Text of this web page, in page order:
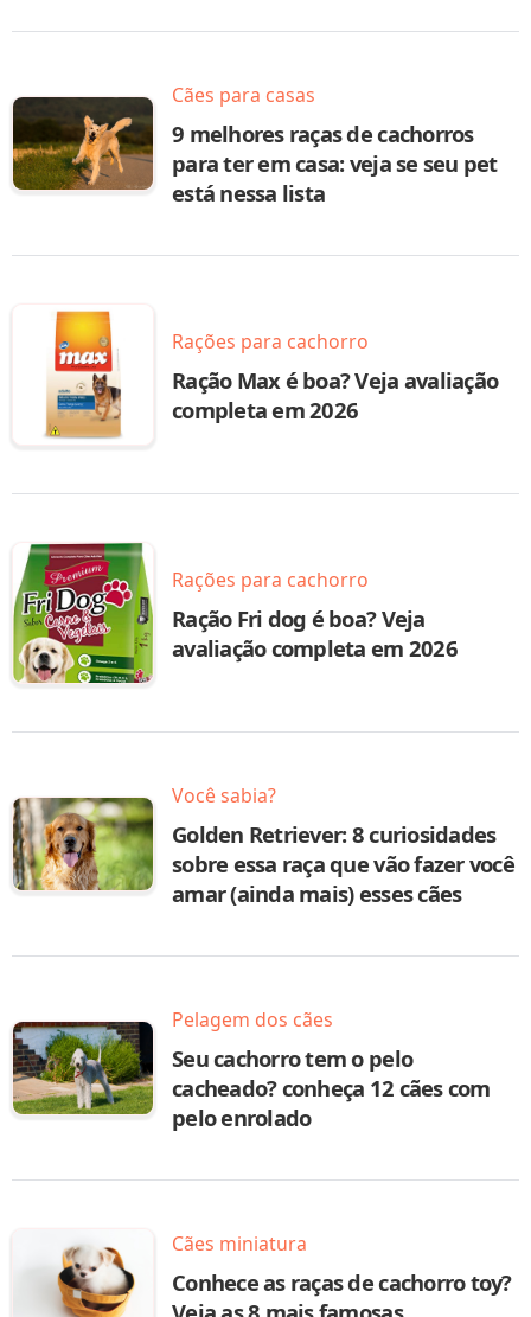
Cães para casas
9 melhores raças de cachorros
para ter em casa: veja se seu pet
está nessa lista
Rações para cachorro
Ração Max é boa? Veja avaliação
completa em 2026
Rações para cachorro
Ração Fri dog é boa? Veja
avaliação completa em 2026
Você sabia?
Golden Retriever: 8 curiosidades
sobre essa raça que vão fazer você
amar (ainda mais) esses cães
Pelagem dos cães
Seu cachorro tem o pelo
cacheado? conheça 12 cães com
pelo enrolado
Cães miniatura
Conhece as raças de cachorro toy?